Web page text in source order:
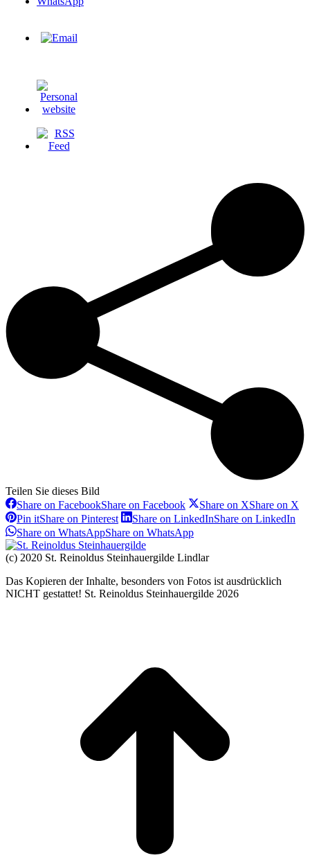
Teilen Sie dieses Bild
Share on FacebookShare on Facebook Share on XShare on X
Pin itShare on Pinterest Share on LinkedInShare on LinkedIn
Share on WhatsAppShare on WhatsApp
(c) 2020 St. Reinoldus Steinhauergilde Lindlar
Das Kopieren der Inhalte, besonders von Fotos ist ausdrücklich
NICHT gestattet! St. Reinoldus Steinhauergilde 2026